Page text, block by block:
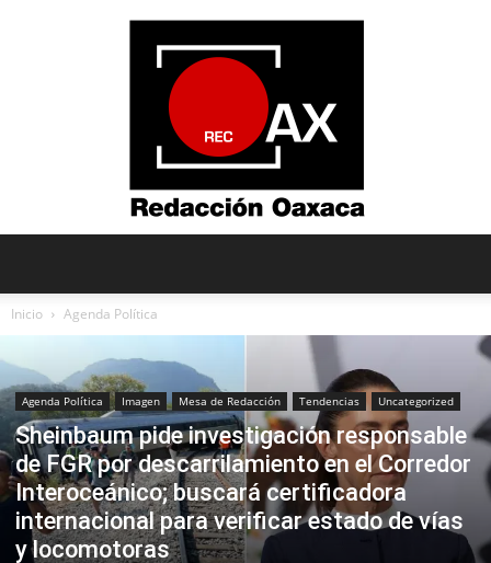
Inicio Agenda Política
Agenda Política Imagen Mesa de Redacción Tendencias Uncategorized
Sheinbaum pide investigación responsable
de FGR por descarrilamiento en el Corredor
Interoceánico; buscará certificadora
internacional para verificar estado de vías
y locomotoras